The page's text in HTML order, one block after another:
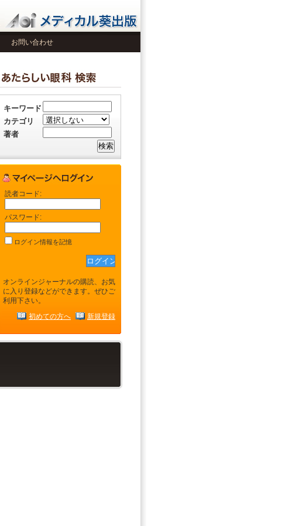
お問い合わせ
キーワード
カテゴリ
著者
読者コード:
パスワード:
ログイン情報を記憶
オンラインジャーナルの購読、お気
に入り登録などができます。ぜひご
利用下さい。
初めての方へ 新規登録